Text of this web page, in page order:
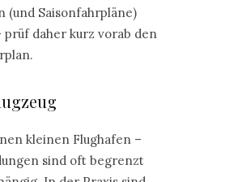
(und Saisonfahrpläne)
prüf daher kurz vorab den
kleinen Flughafen –
sind oft begrenzt